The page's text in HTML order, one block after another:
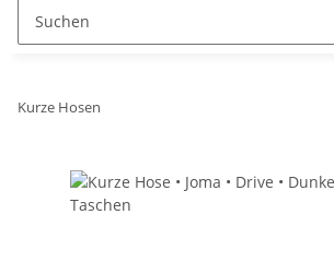
Kurze Hosen